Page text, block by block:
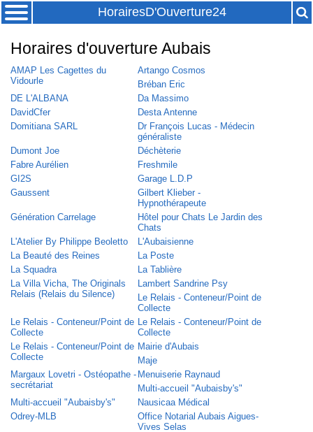
HorairesD'Ouverture24
Horaires d'ouverture Aubais
AMAP Les Cagettes du
Vidourle
Artango Cosmos
Bréban Eric
DE L'ALBANA
Da Massimo
DavidCfer
Desta Antenne
Domitiana SARL
Dr François Lucas - Médecin
généraliste
Dumont Joe
Déchèterie
Fabre Aurélien
Freshmile
GI2S
Garage L.D.P
Gaussent
Gilbert Klieber -
Hypnothérapeute
Génération Carrelage
Hôtel pour Chats Le Jardin des
Chats
L'Atelier By Philippe Beoletto
L'Aubaisienne
La Beauté des Reines
La Poste
La Squadra
La Tablière
La Villa Vicha, The Originals
Relais (Relais du Silence)
Lambert Sandrine Psy
Le Relais - Conteneur/Point de
Collecte
Le Relais - Conteneur/Point de
Collecte
Le Relais - Conteneur/Point de
Collecte
Le Relais - Conteneur/Point de
Collecte
Mairie d'Aubais
Maje
Margaux Lovetri - Ostéopathe -
secrétariat
Menuiserie Raynaud
Multi-accueil "Aubaisby's"
Multi-accueil "Aubaisby's"
Nausicaa Médical
Odrey-MLB
Office Notarial Aubais Aigues-
Vives Selas